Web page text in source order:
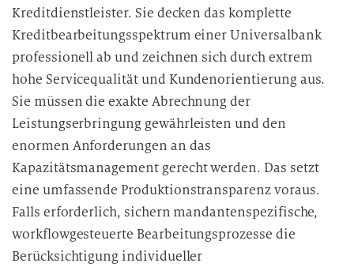
Kreditdienstleister. Sie decken das komplette
Kreditbearbeitungsspektrum einer Universalbank
professionell ab und zeichnen sich durch extrem
hohe Servicequalität und Kundenorientierung aus.
Sie müssen die exakte Abrechnung der
Leistungserbringung gewährleisten und den
enormen Anforderungen an das
Kapazitätsmanagement gerecht werden. Das setzt
eine umfassende Produktionstransparenz voraus.
Falls erforderlich, sichern mandantenspezifische,
workflowgesteuerte Bearbeitungsprozesse die
Berücksichtigung individueller